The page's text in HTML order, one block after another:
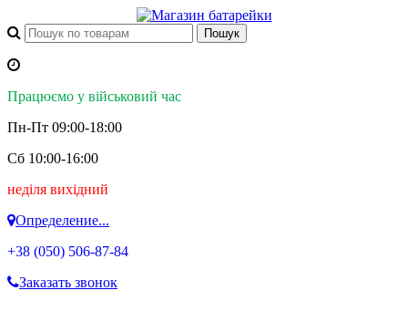
Працюємо у військовий час
Пн-Пт 09:00-18:00
Сб 10:00-16:00
неділя вихідний
Определение...
+38 (050) 506-87-84
Заказать звонок